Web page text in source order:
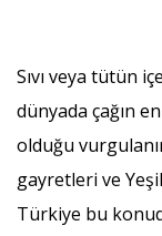
Sıvı veya tütün
dünyada çağın
olduğu
gayretleri ve
Türkiye bu